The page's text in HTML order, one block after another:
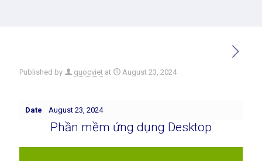
Published by quocviet at August 23, 2024
Date August 23, 2024
Phần mềm ứng dụng Desktop